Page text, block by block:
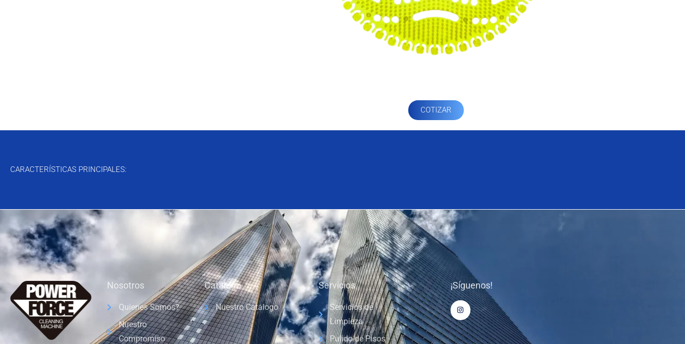
COTIZAR
CARACTERÍSTICAS PRINCIPALES:
Nosotros
Quienes Somos?
Nuestro
Compromiso
Catálogo
Nuestro Catálogo
Servicios
Servicios de
Limpieza
Pulido de Pisos
¡Síguenos!